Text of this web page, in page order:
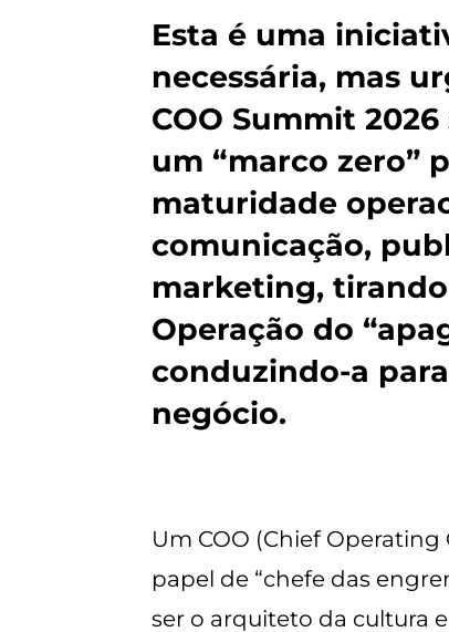
Esta é uma
necessária, mas
COO Summit
um “marco zero”
maturidade
comunicação,
marketing,
Operação do
conduzindo-a
negócio.
Um COO (Chief
papel de “chefe das
ser o arquiteto da cultura